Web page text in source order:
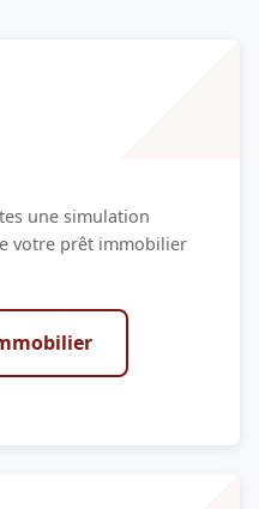
une simulation
votre prêt immobilier